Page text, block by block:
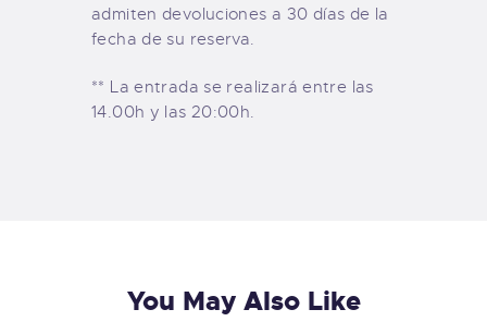
admiten devoluciones a 30 días de la
fecha de su reserva.
** La entrada se realizará entre las
14.00h y las 20:00h.
You May Also Like